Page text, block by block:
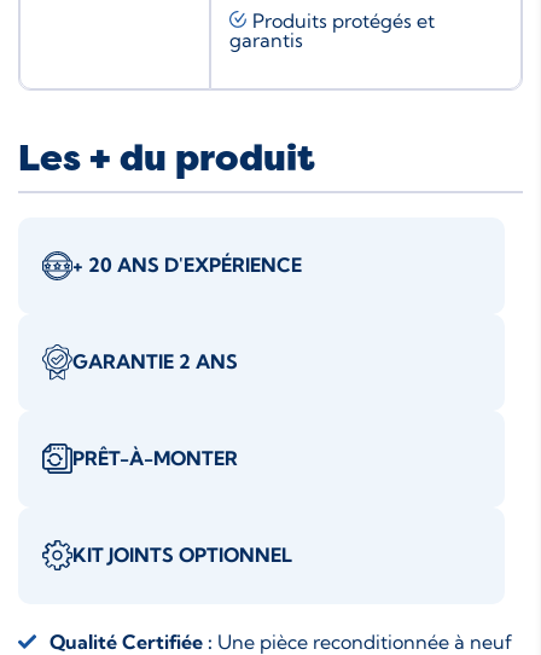
Produits protégés et
garantis
Les + du produit
+ 20 ANS D'EXPÉRIENCE
GARANTIE 2 ANS
PRÊT-À-MONTER
KIT JOINTS OPTIONNEL
Qualité Certifiée : Une pièce reconditionnée à neuf